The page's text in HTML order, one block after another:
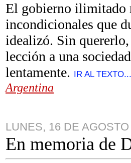
El gobierno ilimitado
incondicionales que
idealizó. Sin
lección a una
lentamente. IR AL TEXTO...
Argentina
LUNES, 16 DE
En memoria de